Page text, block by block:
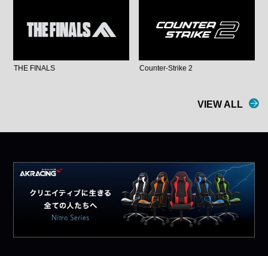
THE FINALS Counter-Strike 2
VIEW ALL